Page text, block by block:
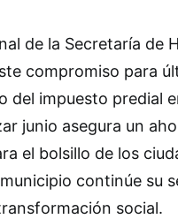
de la Secretaría de
compromiso para
del impuesto predial
junio asegura un
el bolsillo de los
continúe su
social.